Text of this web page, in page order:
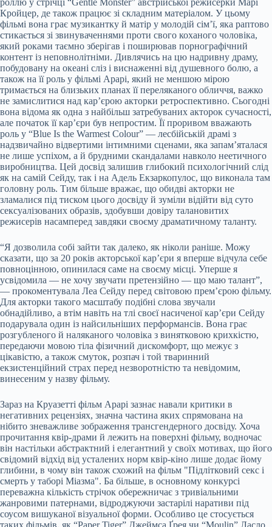
роллю у стрічці “Gentle Monster” австрійської режисерки Марі
Кройцер, де також працює зі складним матеріалом. У цьому
фільмі вона грає музикантку й матір у молодій сім’ї, яка раптово
стикається зі звинуваченнями проти свого коханого чоловіка,
який роками таємно зберігав і поширював порнографічний
контент із неповнолітніми. Дивлячись на цю надривну драму,
побудовану на океані сліз і виснаженні від душевного болю, а
також на її роль у фільмі Арарі, який не меншою мірою
тримається на близьких планах її переляканого обличчя, важко
не замислитися над кар’єрою акторки ретроспективно. Сьогодні
вона відома як одна з найбільш затребуваних акторок сучасності,
але початок її карʼєри був непростим. Її проривом вважають
роль у “Blue Is the Warmest Colour” — лесбійській драмі з
надзвичайно відвертими інтимними сценами, яка запам’яталася
не лише успіхом, а й брудними скандалами навколо неетичного
виробництва. Цей досвід залишив глибокий психологічний слід
як на самій Сейду, так і на Адель Екзаркопулос, що виконала там
головну роль. Тим більше вражає, що обидві акторки не
зламалися під тиском цього досвіду й зуміли відійти від суто
сексуалізованих образів, здобувши довіру талановитих
режисерів насамперед завдяки своєму драматичному таланту.
“Я дозволила собі зайти так далеко, як ніколи раніше. Можу
сказати, що за 20 років акторської кар’єри я вперше відчула себе
повноцінною, опинилася саме на своєму місці. Уперше я
усвідомила — не хочу звучати претензійно — що маю талант”,
— прокоментувала Леа Сейду перед світовою прем’єрою фільму.
Для акторки такого масштабу подібні слова звучали
обнадійливо, а втім навіть на тлі своєї насиченої кар’єри Сейду
подарувала один із найсильніших перформансів. Вона грає
розгубленого й наляканого чоловіка з винятковою крихкістю,
передаючи мовою тіла фізичний дискомфорт, що межує з
цікавістю, а також смуток, розпач і той тваринний
екзистенційний страх перед незворотністю та невідомим,
винесеним у назву фільму.
Зараз на Круазетті фільм Арарі зазнає навали критики в
негативних рецензіях, значна частина яких спрямована на
нібито зневажливе зображення трансгендерного досвіду. Хоча
прочитання квір-драми й лежить на поверхні фільму, водночас
він настільки абстрактний і елегантний у своїх мотивах, що його
свідомий відхід від усталених норм квір-кіно лише додає йому
глибини, в чому він також схожий на фільм "Підлітковий секс і
смерть у таборі Міазма". Ба більше, в основному конкурсі
переважна кількість стрічок обережничає з тривіальними
жанровими патернами, відроджуючи застарілі наративи під
соусом вишуканої візуальної форми. Особливо це стосується
таких фільмів, як “Paper Tiger” Джеймса Ґрея чи “Moulin” Ласло